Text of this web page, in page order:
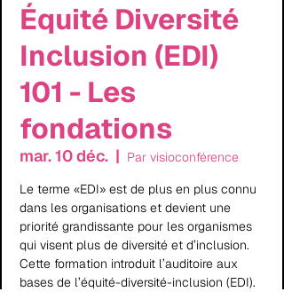
Équité Diversité
Inclusion (EDI)
101 - Les
fondations
mar. 10 déc.
  |
Par visioconférence
Le terme «EDI» est de plus en plus connu
dans les organisations et devient une
priorité grandissante pour les organismes
qui visent plus de diversité et d’inclusion.
Cette formation introduit l’auditoire aux
bases de l’équité-diversité-inclusion (EDI).